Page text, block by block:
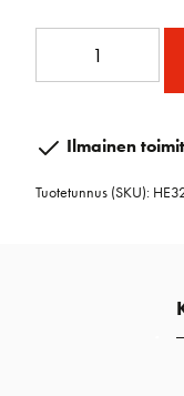
kiskonpää
/
Ilmainen
Tuotetunnus (SKU):